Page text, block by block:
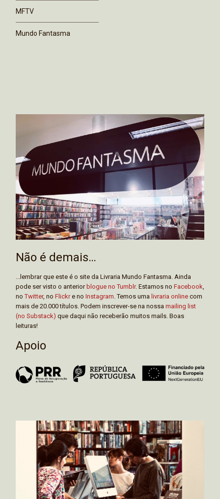
MFTV
Mundo Fantasma
Não é demais…
...lembrar que este é o site da Livraria Mundo Fantasma. Ainda
pode ser visto o anterior blogue no Tumblr. Estamos no Facebook
noTwitter, no Flickre no Instagram . Temos uma livraria online com
mais de 20.000 títulos. Podem inscrever-se na nossa mailing list
(no Substack) que daqui não receberão muitos mails. Boas
leituras!
Apoio